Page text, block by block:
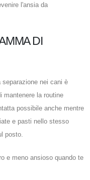
l'ansia da
DI
separazione nei cani è
mantenere la routine
possibile anche mentre
e pasti nello stesso
posto.
e meno ansioso quando te